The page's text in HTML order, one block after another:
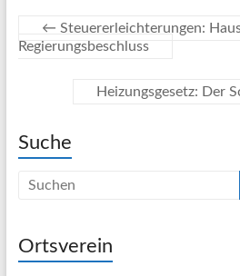
← Steuererleichterungen:
Regierungsbeschluss
Heizungsgesetz: Der
Suche
Ortsverein